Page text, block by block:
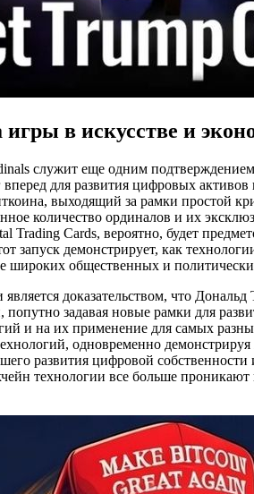
в искусстве и
служит еще одним
для развития цифровых
выходящий за рамки простой
количество ординалов и их
Cards, вероятно, будет
запуск демонстрирует, как
широких общественных и
доказательством, что
попутно задавая новые рамки для
и на их применение для самых
одновременно
развития цифровой
технологии все больше